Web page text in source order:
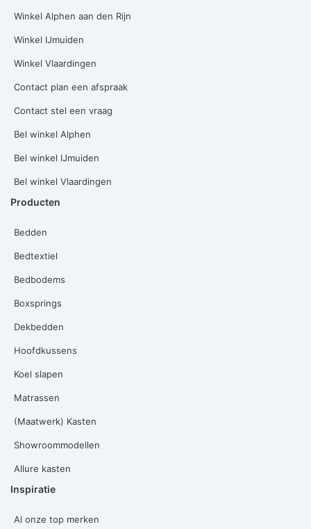
Winkel Alphen aan den Rijn
Winkel IJmuiden
Winkel Vlaardingen
Contact plan een afspraak
Contact stel een vraag
Bel winkel Alphen
Bel winkel IJmuiden
Bel winkel Vlaardingen
Producten
Bedden
Bedtextiel
Bedbodems
Boxsprings
Dekbedden
Hoofdkussens
Koel slapen
Matrassen
(Maatwerk) Kasten
Showroommodellen
Allure kasten
Inspiratie
Al onze top merken